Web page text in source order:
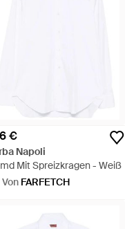
€
Napoli
Mit Spreizkragen - Weiß
Von FARFETCH